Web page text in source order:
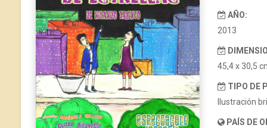
AÑO:
2013
45,4 x 30,5
TIPO DE
Ilustración
PAÍS DE